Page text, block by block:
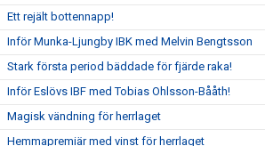
Ett rejält bottennapp!
Inför Munka-Ljungby IBK med Melvin Bengtsson
Stark första period bäddade för fjärde raka!
Inför Eslövs IBF med Tobias Ohlsson-Bååth!
Magisk vändning för herrlaget
Hemmapremiär med vinst för herrlaget